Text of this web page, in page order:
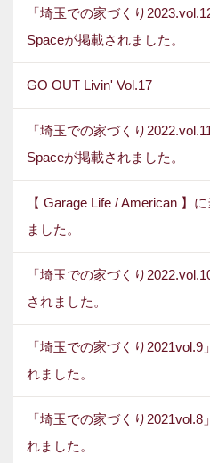
「埼玉での家づくり
Spaceが掲載されました。
GO OUT Livin' Vol.17
「埼玉での家づくり
Spaceが掲載されました。
【 Garage Life / American 】
ました。
「埼玉での家づくり
されました。
「埼玉での家づくり
れました。
「埼玉での家づくり
れました。